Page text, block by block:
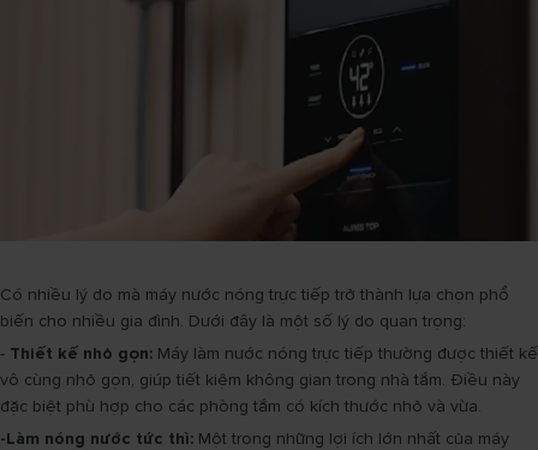
Có nhiều lý do mà máy nước nóng trực tiếp trở thành lựa chọn phổ
biến cho nhiều gia đình. Dưới đây là một số lý do quan trọng:
- Thiết kế nhỏ gọn: Máy làm nước nóng trực tiếp thường được thiết kế
vô cùng nhỏ gọn, giúp tiết kiệm không gian trong nhà tắm. Điều này
đặc biệt phù hợp cho các phòng tắm có kích thước nhỏ và vừa.
-Làm nóng nước tức thì: Một trong những lợi ích lớn nhất của máy